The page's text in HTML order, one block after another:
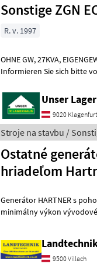
Sonstige ZGN
R. v. 1997
OHNE GW, 27KVA, EIGENGEWICHT 156KG, DREIPUNKT - ANBAU;
Informieren Sie sich bitte vor
Unser
9020 Klagenfurt
Stroje na stavbu /
Ostatné
hriadeľom
Generátor HARTNER s
minimálny výkon vývodového
9500 Villach